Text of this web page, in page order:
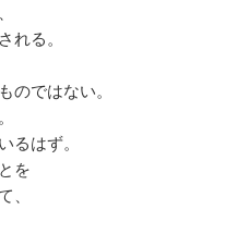
れる。
のではない。
るはず。
を
、